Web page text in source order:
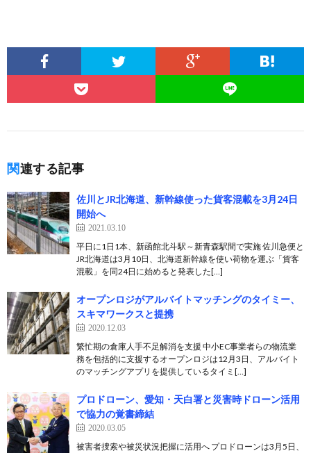
関連する記事
佐川とJR北海道、新幹線使った貨客混載を3月24日
開始へ
2021.03.10
平日に1日1本、新函館北斗駅～新青森駅間で実施 佐川急便と
JR北海道は3月10日、北海道新幹線を使い荷物を運ぶ「貨客
混載」を同24日に始めると発表した[…]
オープンロジがアルバイトマッチングのタイミー、
スキマワークスと提携
2020.12.03
繁忙期の倉庫人手不足解消を支援 中小EC事業者らの物流業
務を包括的に支援するオープンロジは12月3日、アルバイト
のマッチングアプリを提供しているタイミ[…]
プロドローン、愛知・天白署と災害時ドローン活用
で協力の覚書締結
2020.03.05
被害者捜索や被災状況把握に活用へ プロドローンは3月5日、